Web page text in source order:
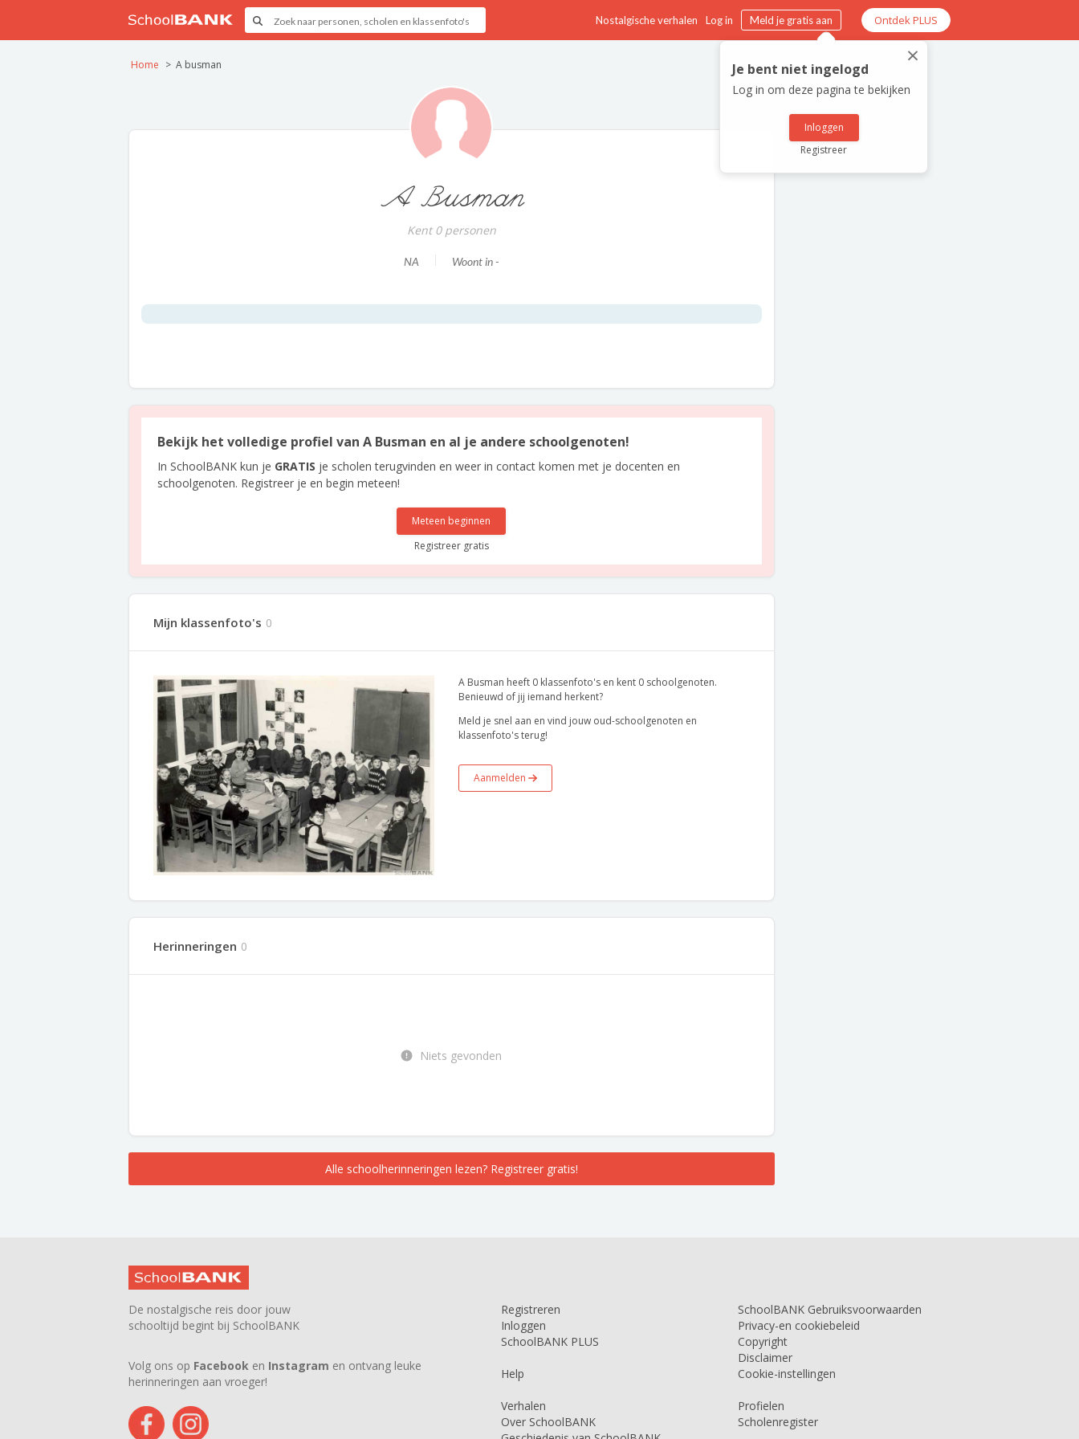
Nostalgische verhalen Log in Meld je gratis aan Ontdek PLUS
×
Je bent niet ingelogd
Log in om deze pagina te bekijken
Inloggen
Registreer
Home A busman
A Busman
Kent 0 personen
NA Woont in -
Bekijk het volledige profiel van A Busman en al je andere schoolgenoten!
In SchoolBANK kun je GRATIS je scholen terugvinden en weer in contact komen met je docenten en
schoolgenoten. Registreer je en begin meteen!
Meteen beginnen
Registreer gratis
Mijn klassenfoto's 0
A Busman heeft 0 klassenfoto's en kent 0 schoolgenoten.
Benieuwd of jij iemand herkent?
Meld je snel aan en vind jouw oud-schoolgenoten en
klassenfoto's terug!
Aanmelden
Herinneringen 0
Niets gevonden
Alle schoolherinneringen lezen? Registreer gratis!
De nostalgische reis door jouw
schooltijd begint bij SchoolBANK
Volg ons op Facebook en Instagram en ontvang leuke
herinneringen aan vroeger!
Registreren
Inloggen
SchoolBANK PLUS
Help
Verhalen
Over SchoolBANK
SchoolBANK Gebruiksvoorwaarden
Privacy-en cookiebeleid
Copyright
Disclaimer
Cookie-instellingen
Profielen
Scholenregister